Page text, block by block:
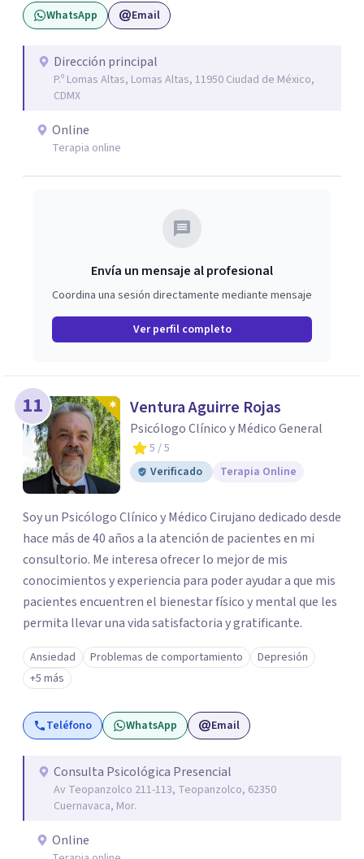
Análisis Conductual y la Terapia Dialéctico Conductual.
a personas que atraviesan ansiedad persistente, estados
depresivos, agotamiento emocional, pensamientos
negativos recurrentes o dificultades para regular sus
emociones, integrando herramientas basadas en
evidencia con una comprensión profunda de la historia y
WhatsApp Email
Dirección principal
P.º Lomas Altas, Lomas Altas, 11950 Ciudad de México,
CDMX
Online
Terapia online
Envía un mensaje al profesional
Coordina una sesión directamente mediante mensaje
Ver perfil completo
11 Ventura Aguirre Rojas
Psicólogo Clínico y Médico General
5 / 5
Verificado
Terapia Online
Soy un Psicólogo Clínico y Médico Cirujano dedicado desde
hace más de 40 años a la atención de pacientes en mi
consultorio. Me interesa ofrecer lo mejor de mis
conocimientos y experiencia para poder ayudar a que mis
pacientes encuentren el bienestar físico y mental que les
permita llevar una vida satisfactoria y gratificante.
Ansiedad Problemas de comportamiento
Depresión
+5 más
Teléfono WhatsApp Email
Consulta Psicológica Presencial
Av Teopanzolco 211-113, Teopanzolco, 62350
Cuernavaca, Mor.
Online